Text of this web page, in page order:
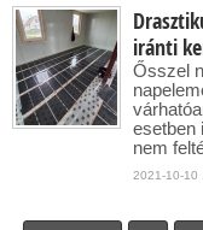
iránti
Ősszel
esetben
nem
2021-10-10